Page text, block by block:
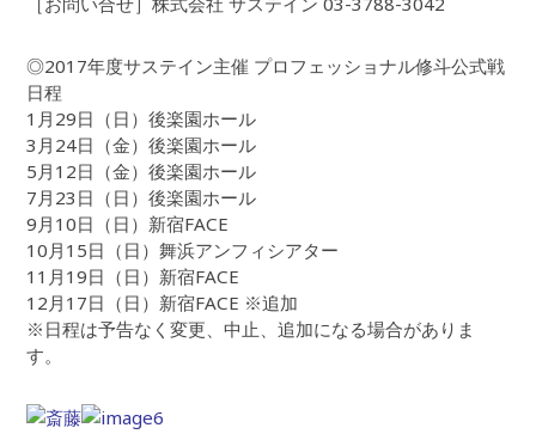
◎2017年度サステイン主催 プロフェッショナル修斗公式戦
日程
1月29日（日）後楽園ホール
3月24日（金）後楽園ホール
5月12日（金）後楽園ホール
7月23日（日）後楽園ホール
9月10日（日）新宿FACE
10月15日（日）舞浜アンフィシアター
11月19日（日）新宿FACE
12月17日（日）新宿FACE ※追加
※日程は予告なく変更、中止、追加になる場合がありま
す。